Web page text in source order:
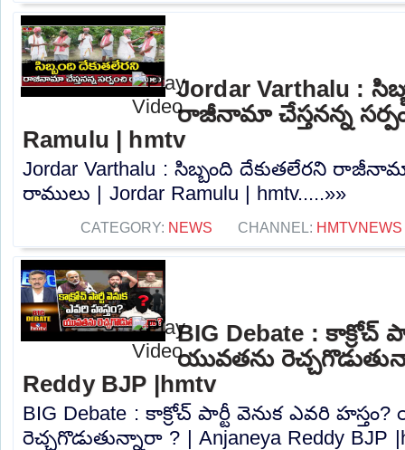
Jordar Varthalu :
రాజీనామా చేస్తనన్న
Ramulu | hmtv
Jordar Varthalu : సిబ్బంది దేకుతలేరని
రాములు | Jordar Ramulu | hmtv.....»»
CATEGORY: NEWS CHANNEL: HMTVNEWS
BIG Debate : కాక్రోచ్
యువతను
Reddy BJP |hmtv
BIG Debate : కాక్రోచ్ పార్టీ వెనుక ఎవరి
రెచ్చగొడుతున్నారా ? | Anjaneya Reddy BJP